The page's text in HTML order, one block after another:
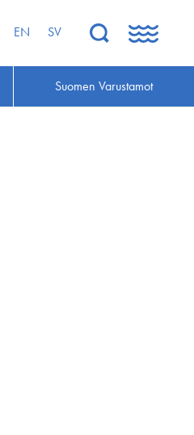
EN SV
Suomen Varustamot